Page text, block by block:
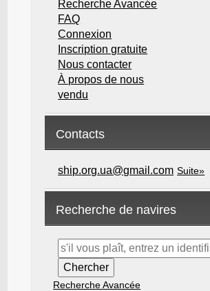
Recherche Avancée
FAQ
Connexion
Inscription gratuite
Nous contacter
À propos de nous
vendu
Contacts
ship.org.ua@gmail.com Suite»
Recherche de navires
Recherche Avancée